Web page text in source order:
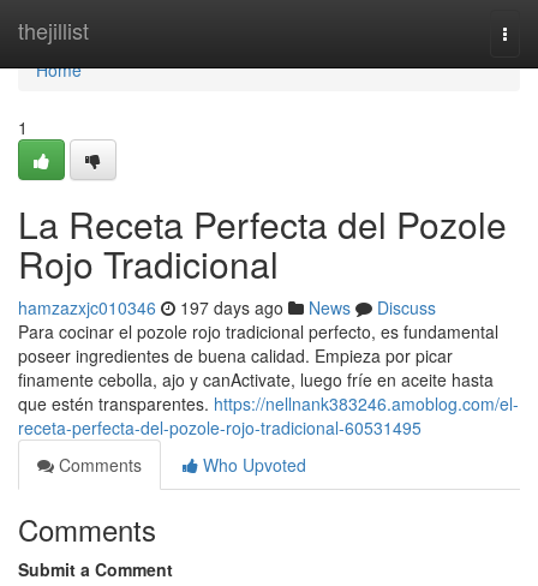
thejillist
Home
Home
1
La Receta Perfecta del Pozole
Rojo Tradicional
hamzazxjc010346 197 days ago News
Discuss
Para cocinar el pozole rojo tradicional perfecto, es fundamental
poseer ingredientes de buena calidad. Empieza por picar
finamente cebolla, ajo y canActivate, luego fríe en aceite hasta
que estén transparentes. https://nellnank383246.amoblog.com/el-
receta-perfecta-del-pozole-rojo-tradicional-60531495
Comments
Who Upvoted
Comments
Submit a Comment